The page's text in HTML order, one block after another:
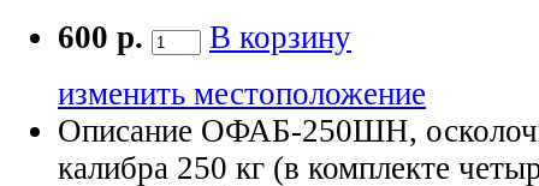
600 р.
В корзину
изменить местоположение
Описание ОФАБ-250ШН,
калибра 250 кг (в комплекте